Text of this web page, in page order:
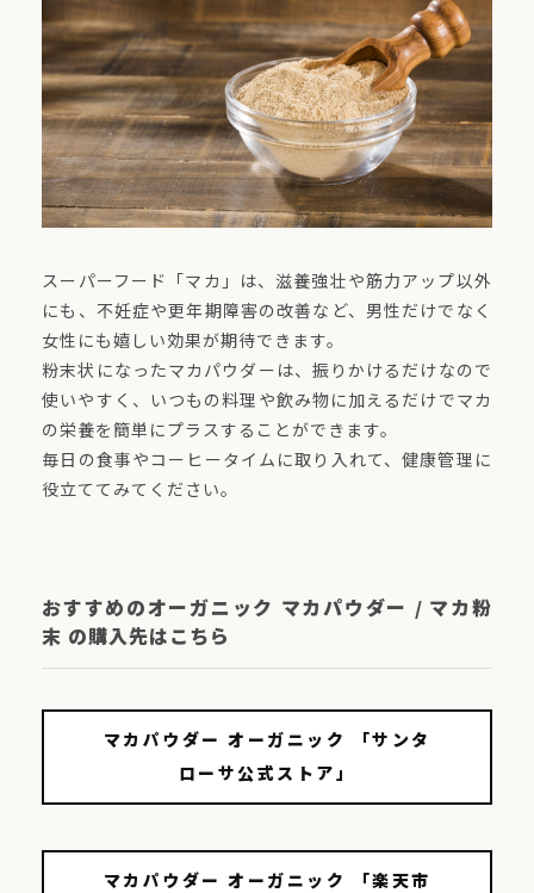
スーパーフード「マカ」は、滋養強壮や筋力アップ以外
にも、不妊症や更年期障害の改善など、男性だけでなく
女性にも嬉しい効果が期待できます。
粉末状になったマカパウダーは、振りかけるだけなので
使いやすく、いつもの料理や飲み物に加えるだけでマカ
の栄養を簡単にプラスすることができます。
毎日の食事やコーヒータイムに取り入れて、健康管理に
役立ててみてください。
おすすめのオーガニック マカパウダー / マカ粉
末 の購入先はこちら
マカパウダー オーガニック 「サンタ
ローサ公式ストア」
マカパウダー オーガニック 「楽天市